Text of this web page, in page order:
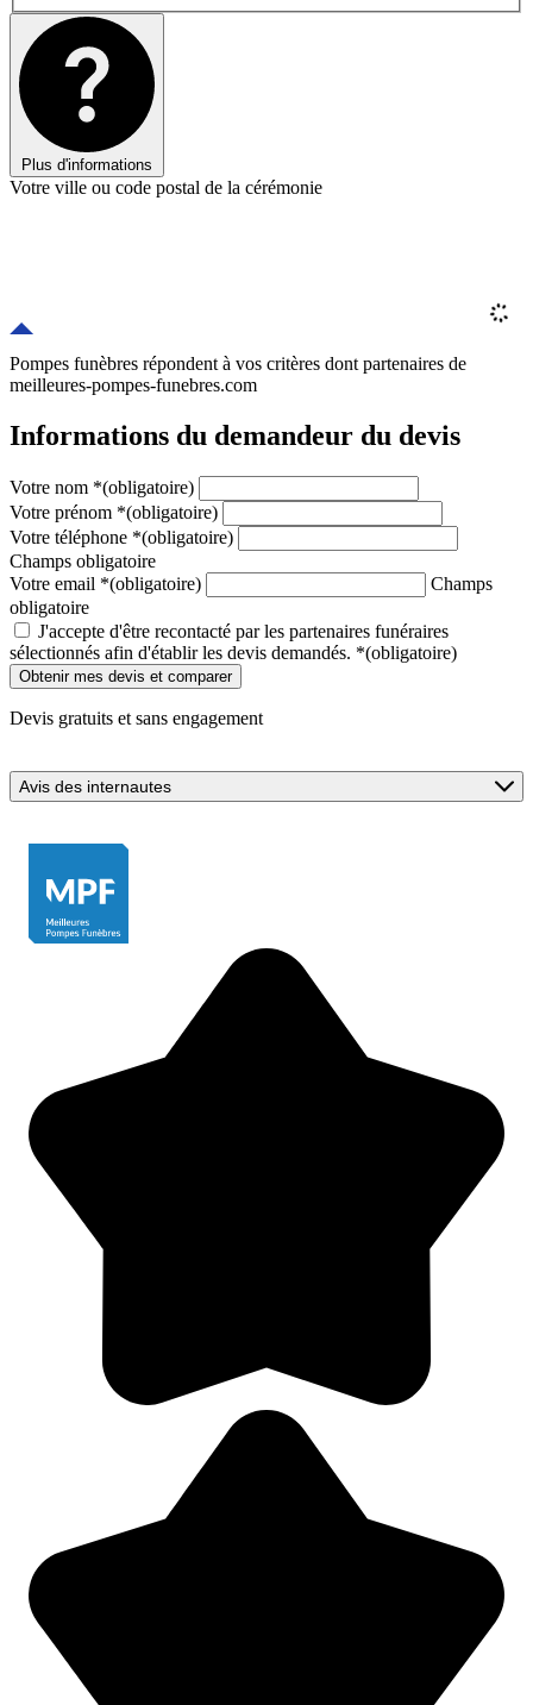
Plus d'informations
Votre ville ou code postal de la cérémonie
Pompes funèbres répondent à vos critères dont partenaires de
meilleures-pompes-funebres.com
Informations du demandeur du devis
Votre nom *(obligatoire)
Votre prénom *(obligatoire)
Votre téléphone *(obligatoire)
Champs obligatoire
Votre email *(obligatoire)
Champs
obligatoire
J'accepte d'être recontacté par les partenaires funéraires
sélectionnés afin d'établir les devis demandés. *(obligatoire)
Devis gratuits et sans engagement
Avis des internautes